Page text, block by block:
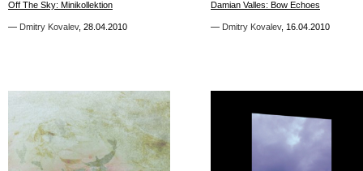
Off The Sky: Minikollektion
— Dmitry Kovalev, 28.04.2010
Off The Sky: Minikollektion
— Dmitry Kovalev, 28.04.2010
Damian Valles: Bow Echoes
— Dmitry Kovalev, 16.04.2010
Damian Valles: Bow Echoes
— Dmitry Kovalev, 16.04.2010